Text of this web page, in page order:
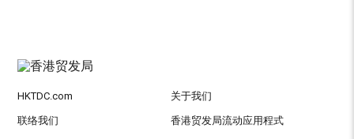
HKTDC.com 关于我们
联络我们 香港贸发局流动应用程式